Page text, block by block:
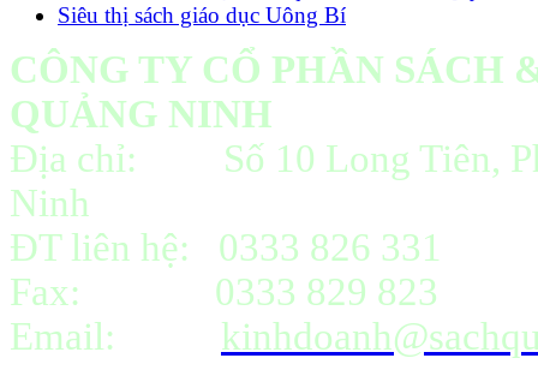
Siêu thị sách giáo dục Uông Bí
CÔNG TY CỔ PHẦN SÁCH
QUẢNG NINH
Địa chỉ: Số 10 Long Tiên,
Ninh
ĐT liên hệ: 0333 826 331
Fax: 0333 829 823
Email: